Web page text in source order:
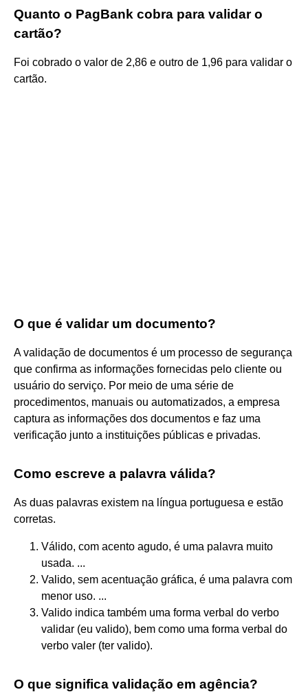
Quanto o PagBank cobra para validar o
cartão?
Foi cobrado o valor de 2,86 e outro de 1,96 para validar o
cartão.
O que é validar um documento?
A validação de documentos é um processo de segurança
que confirma as informações fornecidas pelo cliente ou
usuário do serviço. Por meio de uma série de
procedimentos, manuais ou automatizados, a empresa
captura as informações dos documentos e faz uma
verificação junto a instituições públicas e privadas.
Como escreve a palavra válida?
As duas palavras existem na língua portuguesa e estão
corretas.
Válido, com acento agudo, é uma palavra muito
usada. ...
Valido, sem acentuação gráfica, é uma palavra com
menor uso. ...
Valido indica também uma forma verbal do verbo
validar (eu valido), bem como uma forma verbal do
verbo valer (ter valido).
O que significa validação em agência?